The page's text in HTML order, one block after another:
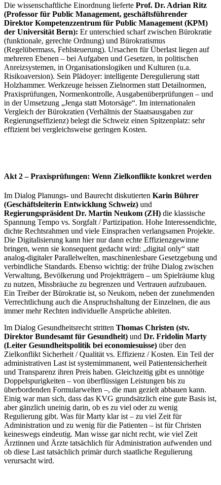
Die wissenschaftliche Einordnung lieferte Prof. Dr. Adrian Ritz
(Professor für Public Management, geschäftsführender
Direktor Kompetenzzentrum für Public Management (KPM)
der Universität Bern): Er unterschied scharf zwischen Bürokratie
(funktionale, gerechte Ordnung) und Bürokratismus
(Regelübermass, Fehlsteuerung). Ursachen für Überlast liegen auf
mehreren Ebenen – bei Aufgaben und Gesetzen, in politischen
Anreizsystemen, in Organisationslogiken und Kulturen (u.a.
Risikoaversion). Sein Plädoyer: intelligente Deregulierung statt
Holzhammer. Werkzeuge heissen Zielnormen statt Detailnormen,
Praxisprüfungen, Normenkontrolle, Ausgabenüberprüfungen – und
in der Umsetzung „Jenga statt Motorsäge“. Im internationalen
Vergleich der Bürokratien (Verhältnis der Staatsausgaben zur
Regierungseffizienz) belegt die Schweiz einen Spitzenplatz: sehr
effizient bei vergleichsweise geringen Kosten.
Akt 2 – Praxisprüfungen: Wenn Zielkonflikte konkret werden
Im Dialog Planungs- und Baurecht diskutierten Karin Bührer
(Geschäftsleiterin Entwicklung Schweiz) und
Regierungspräsident Dr. Martin Neukom (ZH) die klassische
Spannung Tempo vs. Sorgfalt / Partizipation. Hohe Interessendichte,
dichte Rechtsrahmen und viele Einsprachen verlangsamen Projekte.
Die Digitalisierung kann hier nur dann echte Effizienzgewinne
bringen, wenn sie konsequent gedacht wird: „digital only“ statt
analog-digitaler Parallelwelten, maschinenlesbare Gesetzgebung und
verbindliche Standards. Ebenso wichtig: der frühe Dialog zwischen
Verwaltung, Bevölkerung und Projektträgern – um Spielräume klug
zu nutzen, Missbräuche zu begrenzen und Vertrauen aufzubauen.
Ein Treiber der Bürokratie ist, so Neukom, neben der zunehmenden
Verrechtlichung auch die Anspruchshaltung der Einzelnen, die aus
immer mehr Rechten individuelle Ansprüche ableiten.
Im Dialog Gesundheitsrecht stritten Thomas Christen (stv.
Direktor Bundesamt für Gesundheit) und Dr. Fridolin Marty
(Leiter Gesundheitspolitik bei economiesuisse) über den
Zielkonflikt Sicherheit / Qualität vs. Effizienz / Kosten. Ein Teil der
administrativen Last ist systemimmanent, weil Patientensicherheit
und Transparenz ihren Preis haben. Gleichzeitig gibt es unnötige
Doppelspurigkeiten – von überflüssigen Leistungen bis zu
überbordenden Formularwelten –, die man gezielt abbauen kann.
Einig war man sich, dass das KVG grundsätzlich eine gute Basis ist,
aber gänzlich uneinig darin, ob es zu viel oder zu wenig
Regulierung gibt. Was für Marty klar ist – zu viel Zeit für
Administration und zu wenig für die Patienten – ist für Christen
keineswegs eindeutig. Man wisse gar nicht recht, wie viel Zeit
Ärztinnen und Ärzte tatsächlich für Administration aufwenden und
ob diese Last tatsächlich primär durch staatliche Regulierung
verursacht wird.